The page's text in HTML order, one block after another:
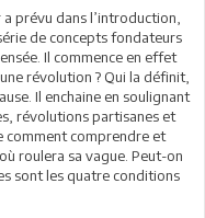
prévu dans l’introduction,
de concepts fondateurs
Il commence en effet
révolution ? Qui la définit,
Il enchaine en soulignant
révolutions partisanes et
comment comprendre et
roulera sa vague. Peut-on
sont les quatre conditions